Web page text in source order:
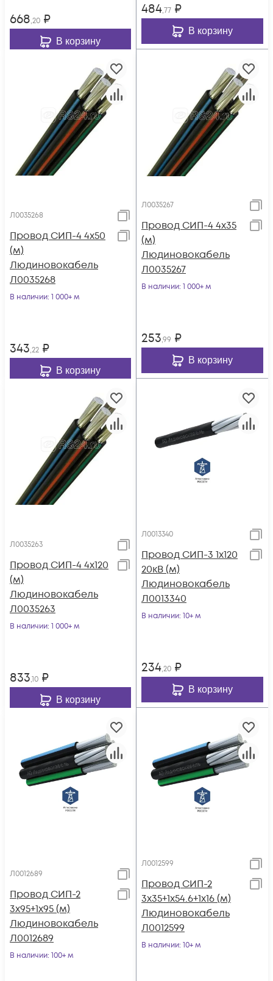
668,20 ₽
В корзину
484,77 ₽
В корзину
Л0035268
Провод СИП-4 4х50
(м)
Людиновокабель
Л0035268
В наличии: 1 000+ м
343,22 ₽
В корзину
Л0035267
Провод СИП-4 4х35
(м)
Людиновокабель
Л0035267
В наличии: 1 000+ м
253,99 ₽
В корзину
Л0035263
Провод СИП-4 4х120
(м)
Людиновокабель
Л0035263
В наличии: 1 000+ м
833,10 ₽
В корзину
Л0013340
Провод СИП-3 1х120
20кВ (м)
Людиновокабель
Л0013340
В наличии: 10+ м
234,20 ₽
В корзину
Л0012689
Провод СИП-2
3х95+1х95 (м)
Людиновокабель
Л0012689
В наличии: 100+ м
Л0012599
Провод СИП-2
3х35+1х54.6+1х16 (м)
Людиновокабель
Л0012599
В наличии: 10+ м